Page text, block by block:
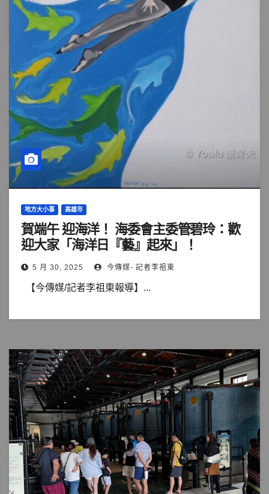
地方大小事 高雄市
賀端午 迎海洋！ 海委會主委管碧玲：歡
迎大家「海洋日『藝』起來」！
5 月 30, 2025 今傳媒- 記者李祖東
【今傳媒/記者李祖東報導】...